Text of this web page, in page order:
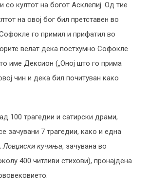
со култот на богот Асклепиј. Од тие
на овој бог бил претставен во
го примил и прифатил во
велат дека постхумно Софокле
име Дексион („Оној што го прима
чин и дека бил почитуван како
100 трагедии и сатирски драми,
зачувани 7 трагедии, како и една
Ловџиски кучиња, зачувана во
400 читливи стихови), пронајдена